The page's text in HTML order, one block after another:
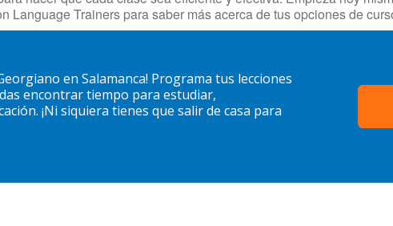
Language Trainers para saber más acerca de tus opciones de
en Salamanca! Programa tus lecciones
encontrar tiempo para estudiar,
¡Ni siquiera tienes que salir de casa para